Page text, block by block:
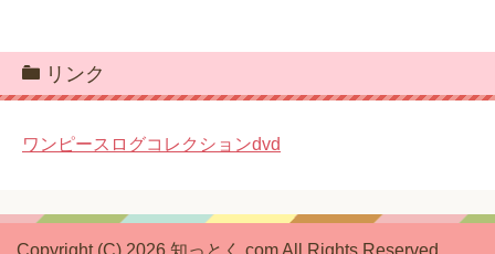
リンク
ワンピースログコレクションdvd